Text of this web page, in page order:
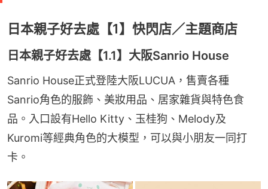
日本親子好去處【1】快閃店／主題商店
日本親子好去處【1.1】大阪Sanrio House
Sanrio House正式登陸大阪LUCUA，售賣各種
Sanrio角色的服飾、美妝用品、居家雜貨與特色食
品。入口設有Hello Kitty、玉桂狗、Melody及
Kuromi等經典角色的大模型，可以與小朋友一同打
卡。